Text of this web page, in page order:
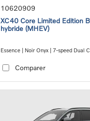
10620909
XC40 Core Limited Edition
hybride (MHEV)
Essence | Noir Onyx | 7-speed Dual
Comparer